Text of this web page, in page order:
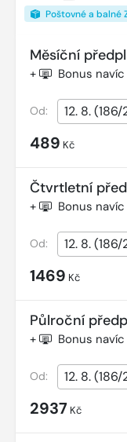
Poštovné a balné
Měsíční
+ Bonus
Od:
489 Kč
Čtvrtletní
+ Bonus
Od:
1469 Kč
Půlroční
+ Bonus
Od:
2937 Kč